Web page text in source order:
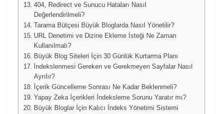
404, Redirect ve Sunucu Hataları Nasıl
Değerlendirilmeli?
Tarama Bütçesi Büyük Bloglarda Nasıl Yönetilir?
URL Denetimi ve Dizine Ekleme İsteği Ne Zaman
Kullanılmalı?
Büyük Blog Siteleri İçin 30 Günlük Kurtarma Planı
İndekslenmesi Gereken ve Gerekmeyen Sayfalar Nasıl
Ayrılır?
İçerik Güncelleme Sonrası Ne Kadar Beklenmeli?
Yapay Zeka İçerikleri İndeksleme Sorunu Yaratır mı?
Büyük Bloglar İçin Kalıcı İndeks Yönetimi Sistemi